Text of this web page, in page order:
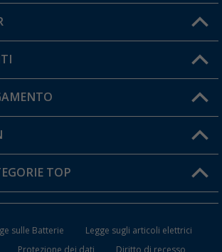
TOP
sulle Batterie
Legge sugli articoli elettrici
Protezione dei dati Diritto di recesso